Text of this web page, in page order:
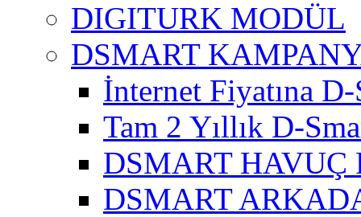
DIGITURK MODÜL
DSMART
İnternet Fiyatına
Tam 2 Yıllık D-
DSMART HAVUÇ
DSMART